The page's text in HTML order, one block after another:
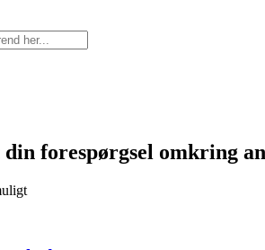
forespørgsel omkring